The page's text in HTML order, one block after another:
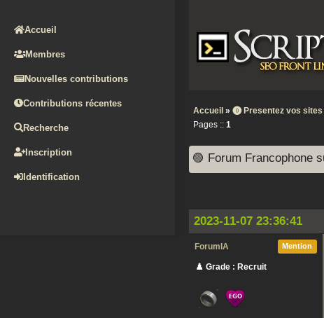
Accueil
Membres
Nouvelles contributions
Contributions récentes
Recherche
Inscription
Identification
Accueil » ⓿ Presentez vos sites
Pages :: 1
🟣 Forum Francophone
2023-11-07 23:36:41
Mention
ForumIA
♟️ Grade : Recruit